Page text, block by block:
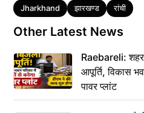
Tags
Jharkhand झारखण्ड रांची
Other Latest News
Raebareli: शहर
आपूर्ति, विकास
पावर प्लांट